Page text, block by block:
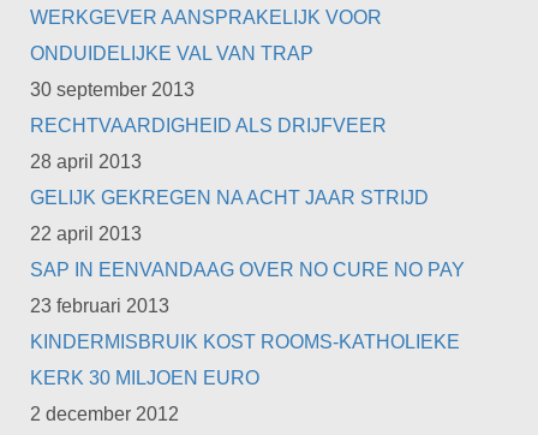
WERKGEVER AANSPRAKELIJK VOOR
ONDUIDELIJKE VAL VAN TRAP
30 september 2013
RECHTVAARDIGHEID ALS DRIJFVEER
28 april 2013
GELIJK GEKREGEN NA ACHT JAAR STRIJD
22 april 2013
SAP IN EENVANDAAG OVER NO CURE NO PAY
23 februari 2013
KINDERMISBRUIK KOST ROOMS-KATHOLIEKE
KERK 30 MILJOEN EURO
2 december 2012